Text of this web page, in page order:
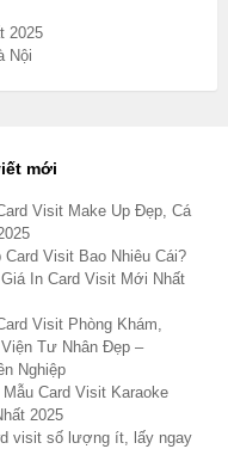
2025
Nội
mới
Visit Make Up Đẹp, Cá
Card Visit Bao Nhiêu Cái?
Giá In Card Visit Mới Nhất
Visit Phòng Khám,
Viện Tư Nhân Đẹp –
Nghiệp
Mẫu Card Visit Karaoke
2025
visit số lượng ít, lấy ngay